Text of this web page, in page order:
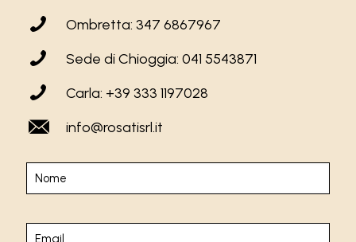
Ombretta: 347 6867967
Sede di Chioggia: 041 5543871
Carla: +39 333 1197028
info@rosatisrl.it